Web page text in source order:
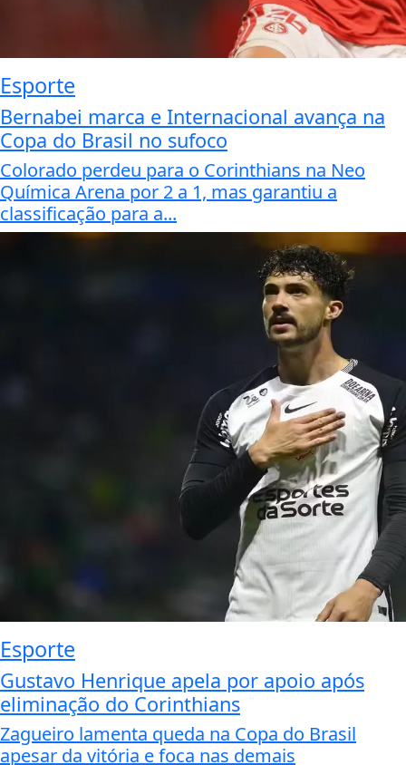
Esporte
Bernabei marca e Internacional avança na
Copa do Brasil no sufoco
Colorado perdeu para o Corinthians na Neo
Química Arena por 2 a 1, mas garantiu a
classificação para a...
Esporte
Gustavo Henrique apela por apoio após
eliminação do Corinthians
Zagueiro lamenta queda na Copa do Brasil
apesar da vitória e foca nas demais